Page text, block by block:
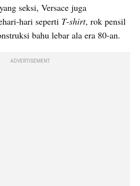
seksi, Versace juga
hari seperti T-shirt, rok pensil
bahu lebar ala era 80-an.
ADVERTISEMENT